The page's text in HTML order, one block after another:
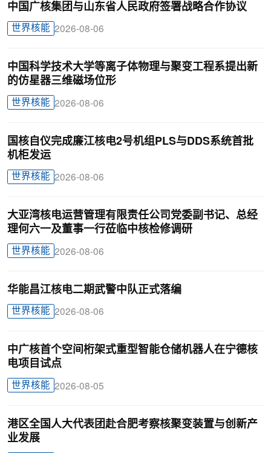
中国广核集团与山东省人民政府签署战略合作协议
世界核能 2026-08-06
中国科学技术大学等离子体物理与聚变工程系提出新
的仿星器三维磁场位形
世界核能 2026-08-06
国核自仪完成廉江核电2号机组PLS与DDS系统首批
机柜发运
世界核能 2026-08-06
大亚湾核电运营管理有限责任公司党委副书记、总经
理何六一及董事一行莅临中核检修调研
世界核能 2026-08-06
华能昌江核电二期武警中队正式落编
世界核能 2026-08-06
中广核首个空间桁架式重型智能仓储机器人在宁德核
电项目试点
世界核能 2026-08-05
港区全国人大代表团赴合肥考察核聚变装置与创新产
业发展